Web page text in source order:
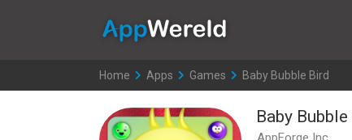
Home >
Apps >
Games >
Baby Bubble Bird
Baby